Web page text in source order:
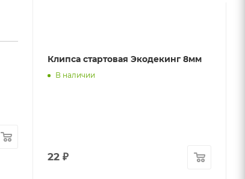
Клипса стартовая Экодекинг 8мм
В наличии
22 ₽